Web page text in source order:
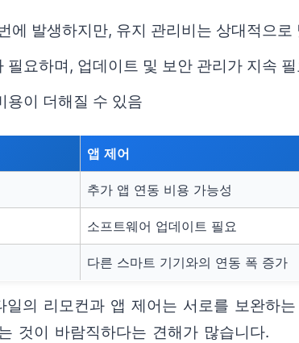
에 발생하지만, 유지 관리비는 상대적으로
요하며, 업데이트 및 보안 관리가 지속
용이 더해질 수 있음
앱 제어
추가 앱 연동 비용 가능성
소프트웨어 업데이트 필요
다른 스마트 기기와의 연동 폭 증가
의 리모컨과 앱 제어는 서로를 보완하
것이 바람직하다는 견해가 많습니다.